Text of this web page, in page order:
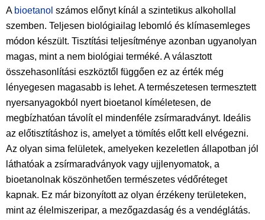
A bioetanol számos előnyt kínál a szintetikus alkohollal
szemben. Teljesen biológiailag lebomló és klímasemleges
módon készült. Tisztítási teljesítménye azonban ugyanolyan
magas, mint a nem biológiai terméké. A választott
összehasonlítási eszköztől függően ez az érték még
lényegesen magasabb is lehet. A természetesen termesztett
nyersanyagokból nyert bioetanol kíméletesen, de
megbízhatóan távolít el mindenféle zsírmaradványt. Ideális
az előtisztításhoz is, amelyet a tömítés előtt kell elvégezni.
Az olyan sima felületek, amelyeken kezeletlen állapotban jól
láthatóak a zsírmaradványok vagy ujjlenyomatok, a
bioetanolnak köszönhetően természetes védőréteget
kapnak. Ez már bizonyított az olyan érzékeny területeken,
mint az élelmiszeripar, a mezőgazdaság és a vendéglátás.